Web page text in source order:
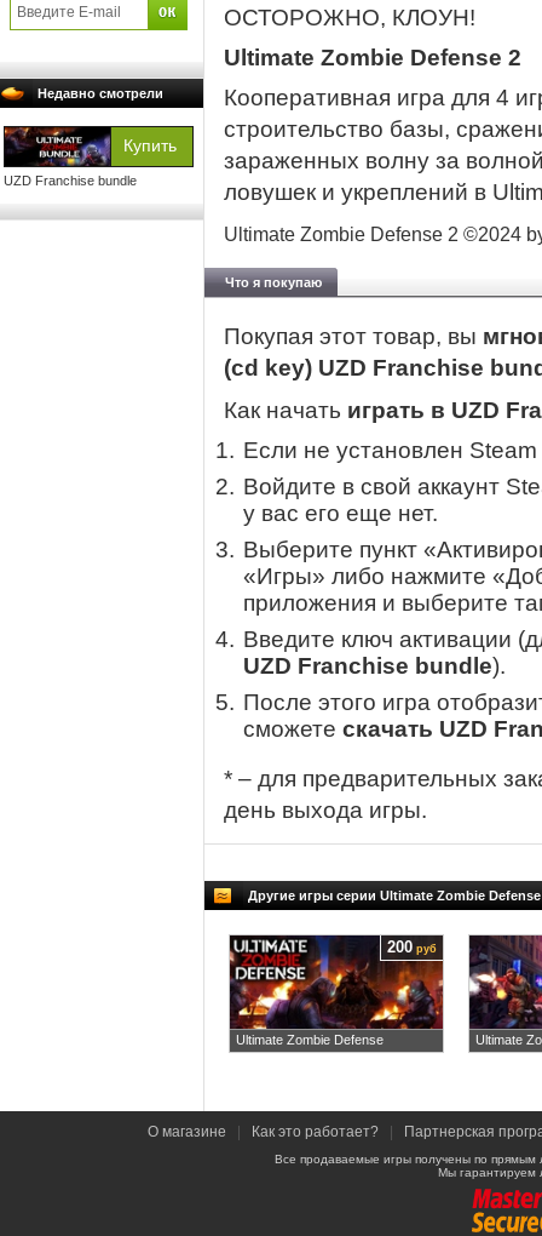
Недавно смотрели
UZD Franchise bundle
ОСТОРОЖНО, КЛОУН!
Ultimate Zombie Defense 2
Кооперативная игра для 4
строительство базы,
зараженных волну за
ловушек и укреплений в
Ultimate Zombie Defense 2 ©2024
Что я покупаю
Покупая этот товар, вы
(cd key) UZD Franchise
Как начать играть в UZD
Если не установлен
Войдите в свой аккаунт
у вас его еще нет.
Выберите пункт
«Игры» либо нажмите
приложения и выберите
Введите ключ активации
UZD Franchise bundle).
После этого игра
сможете скачать UZD
* – для предварительных
день выхода игры.
Другие игры серии Ultimate Zombie Defense
Ultimate Zombie Defense
200 руб
Ultimate
О магазине Как это работает? Партнерская
Все продаваемые игры получены по
Мы гарантируем